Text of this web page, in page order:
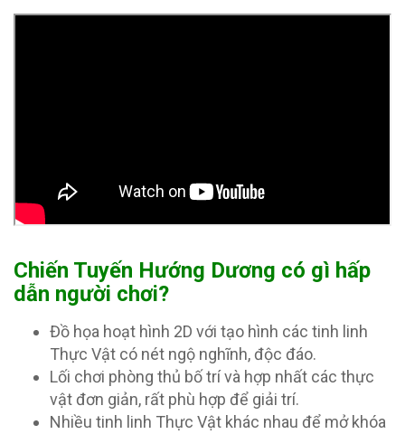
Chiến Tuyến Hướng Dương có gì hấp
dẫn người chơi?
Đồ họa hoạt hình 2D với tạo hình các tinh linh
Thực Vật có nét ngộ nghĩnh, độc đáo.
Lối chơi phòng thủ bố trí và hợp nhất các thực
vật đơn giản, rất phù hợp để giải trí.
Nhiều tinh linh Thực Vật khác nhau để mở khóa